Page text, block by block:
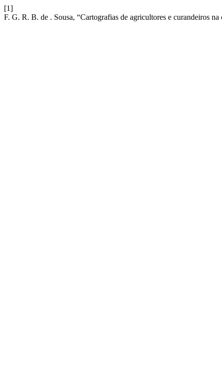
[1]
F. G. R. B. de . Sousa, “Cartografias de agricultores e curandeiros